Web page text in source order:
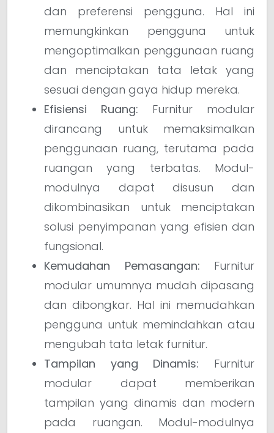
dan preferensi pengguna. Hal ini
memungkinkan pengguna untuk
mengoptimalkan penggunaan ruang
dan menciptakan tata letak yang
sesuai dengan gaya hidup mereka.
Efisiensi Ruang: Furnitur modular
dirancang untuk memaksimalkan
penggunaan ruang, terutama pada
ruangan yang terbatas. Modul-
modulnya dapat disusun dan
dikombinasikan untuk menciptakan
solusi penyimpanan yang efisien dan
fungsional.
Kemudahan Pemasangan: Furnitur
modular umumnya mudah dipasang
dan dibongkar. Hal ini memudahkan
pengguna untuk memindahkan atau
mengubah tata letak furnitur.
Tampilan yang Dinamis: Furnitur
modular dapat memberikan
tampilan yang dinamis dan modern
pada ruangan. Modul-modulnya